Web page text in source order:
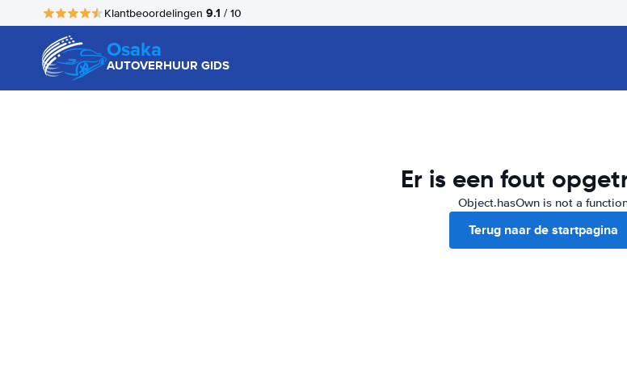
Klantbeoordelingen 9.1 / 10
Osaka
AUTOVERHUUR GIDS
Er is een fout
Object.hasOwn is not a
Terug naar de startpagina